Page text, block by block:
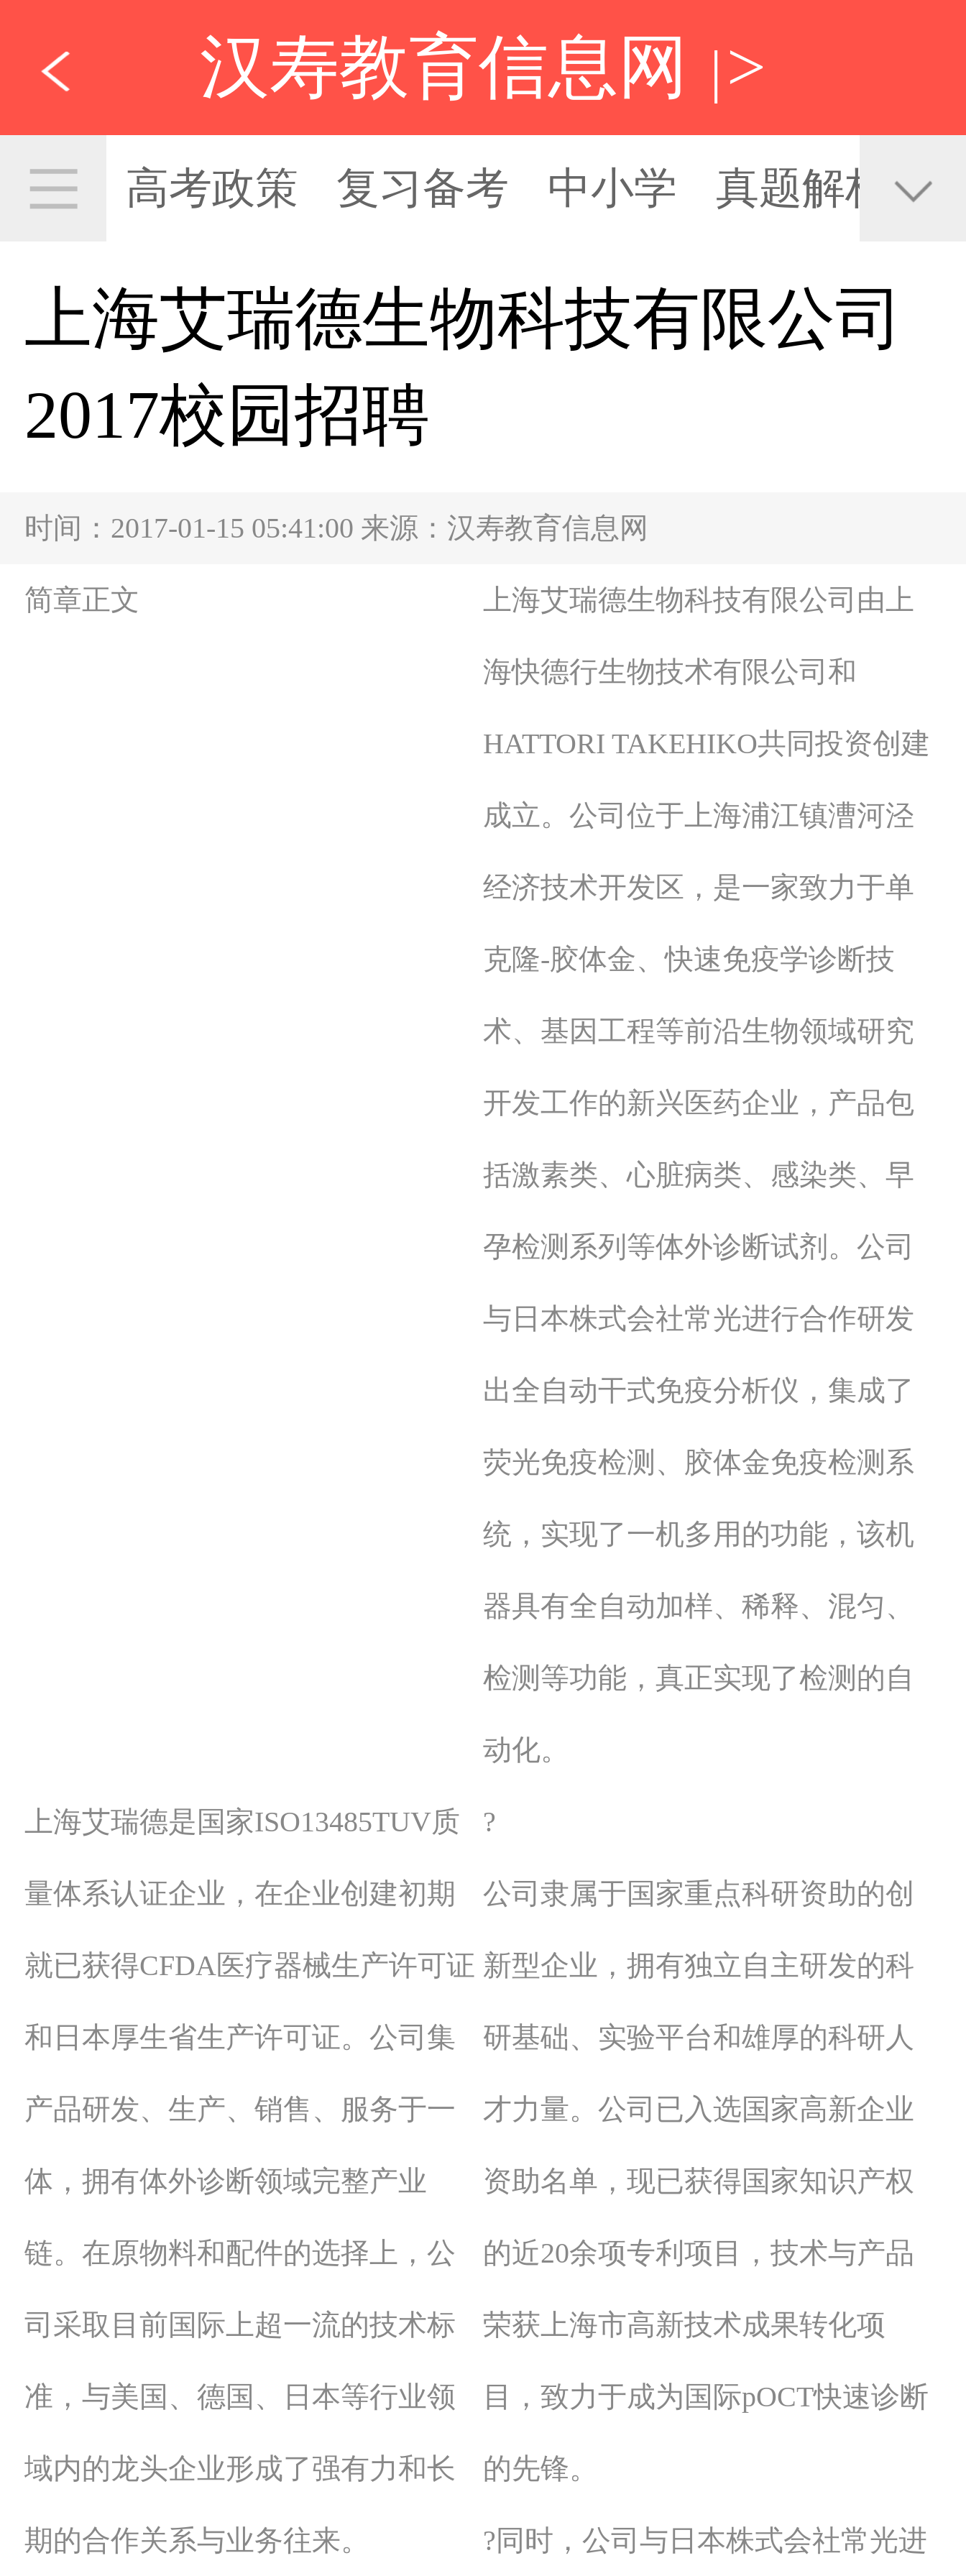
汉寿教育信息网 | >
高考政策 复习备考 中小学 真题解析
上海艾瑞德生物科技有限公司
2017校园招聘
时间：2017-01-15 05:41:00 来源：汉寿教育信息网
简章正文 上海艾瑞德生物科技有限公司由上
海快德行生物技术有限公司和
HATTORI TAKEHIKO共同投资创建
成立。公司位于上海浦江镇漕河泾
经济技术开发区，是一家致力于单
克隆-胶体金、快速免疫学诊断技
术、基因工程等前沿生物领域研究
开发工作的新兴医药企业，产品包
括激素类、心脏病类、感染类、早
孕检测系列等体外诊断试剂。公司
与日本株式会社常光进行合作研发
出全自动干式免疫分析仪，集成了
荧光免疫检测、胶体金免疫检测系
统，实现了一机多用的功能，该机
器具有全自动加样、稀释、混匀、
检测等功能，真正实现了检测的自
动化。
上海艾瑞德是国家ISO13485TUV质
量体系认证企业，在企业创建初期
就已获得CFDA医疗器械生产许可证
和日本厚生省生产许可证。公司集
产品研发、生产、销售、服务于一
体，拥有体外诊断领域完整产业
链。在原物料和配件的选择上，公
司采取目前国际上超一流的技术标
准，与美国、德国、日本等行业领
域内的龙头企业形成了强有力和长
期的合作关系与业务往来。
?
公司隶属于国家重点科研资助的创
新型企业，拥有独立自主研发的科
研基础、实验平台和雄厚的科研人
才力量。公司已入选国家高新企业
资助名单，现已获得国家知识产权
的近20余项专利项目，技术与产品
荣获上海市高新技术成果转化项
目，致力于成为国际pOCT快速诊断
的先锋。
?同时，公司与日本株式会社常光进